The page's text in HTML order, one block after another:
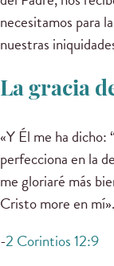
necesitamos para
nuestras
La gracia
«Y Él me ha dicho:
perfecciona en la
me gloriaré más
Cristo more en mí».
-2 Corintios 12:9